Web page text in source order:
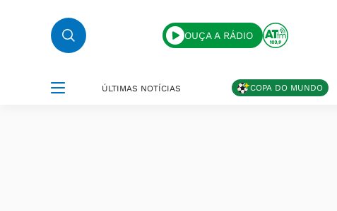
OUÇA A RÁDIO
ÚLTIMAS NOTÍCIAS COPA DO MUNDO